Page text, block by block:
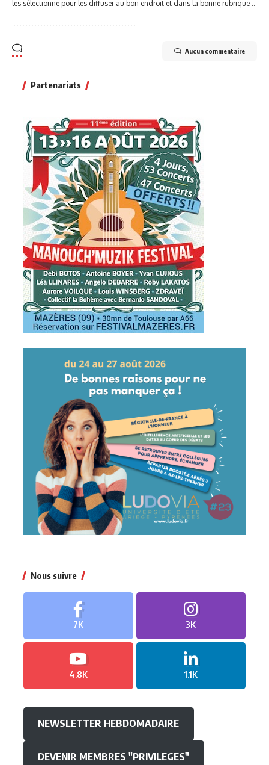
les sélectionne pour les diffuser au bon endroit et dans la bonne rubrique ..
Aucun commentaire
Partenariats
Nous suivre
7K 3K
4.8K 1.1K
NEWSLETTER HEBDOMADAIRE
DEVENIR MEMBRES "PRIVILEGES"